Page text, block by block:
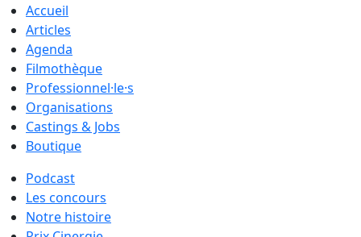
Accueil
Articles
Agenda
Filmothèque
Professionnel·le·s
Organisations
Castings & Jobs
Boutique
Podcast
Les concours
Notre histoire